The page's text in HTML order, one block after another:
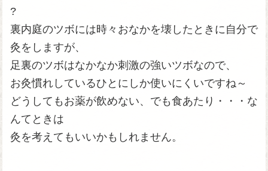
?
裏内庭のツボには時々おなかを壊したときに自分で
灸をしますが、
足裏のツボはなかなか刺激の強いツボなので、
お灸慣れしているひとにしか使いにくいですね～
どうしてもお薬が飲めない、でも食あたり・・・な
んてときは
灸を考えてもいいかもしれません。